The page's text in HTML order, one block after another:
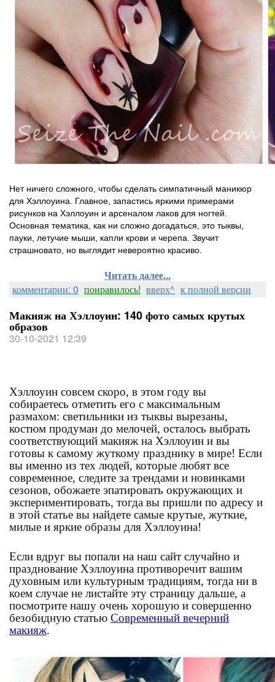
Нет ничего сложного, чтобы сделать симпатичный маникюр
для Хэллоуина. Главное, запастись яркими примерами
рисунков на Хэллоуин и арсеналом лаков для ногтей.
Основная тематика, как ни сложно догадаться, это тыквы,
пауки, летучие мыши, капли крови и черепа. Звучит
страшновато, но выглядит невероятно красиво.
Читать далее...
комментарии: 0 понравилось! вверх^ к полной версии
Макияж на Хэллоуин: 140 фото самых крутых
образов
30-10-2021 12:39
Хэллоуин совсем скоро, в этом году вы
собираетесь отметить его с максимальным
размахом: светильники из тыквы вырезаны,
костюм продуман до мелочей, осталось выбрать
соответствующий макияж на Хэллоуин и вы
готовы к самому жуткому празднику в мире! Если
вы именно из тех людей, которые любят все
современное, следите за трендами и новинками
сезонов, обожаете эпатировать окружающих и
экспериментировать, тогда вы пришли по адресу и
в этой статье вы найдете самые крутые, жуткие,
милые и яркие образы для Хэллоуина!
Если вдруг вы попали на наш сайт случайно и
празднование Хэллоуина противоречит вашим
духовным или культурным традициям, тогда ни в
коем случае не листайте эту страницу дальше, а
посмотрите нашу очень хорошую и совершенно
безобидную статью Современный вечерний
макияж.